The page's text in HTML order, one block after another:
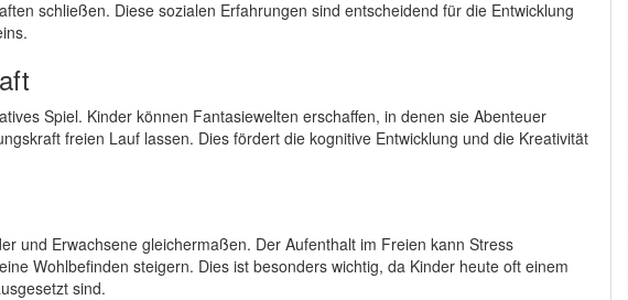
schließen. Diese sozialen Erfahrungen sind entscheidend für die Entwicklung
Spiel. Kinder können Fantasiewelten erschaffen, in denen sie Abenteuer
freien Lauf lassen. Dies fördert die kognitive Entwicklung und die Kreativität
und Erwachsene gleichermaßen. Der Aufenthalt im Freien kann Stress
Wohlbefinden steigern. Dies ist besonders wichtig, da Kinder heute oft einem
sind.